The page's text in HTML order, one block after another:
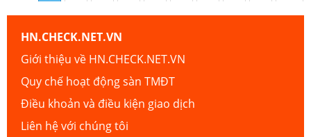
HN.CHECK.NET.VN
Giới thiệu về HN.CHECK.NET.VN
Quy chế hoạt động sàn TMĐT
Điều khoản và điều kiện giao dịch
Liên hệ với chúng tôi